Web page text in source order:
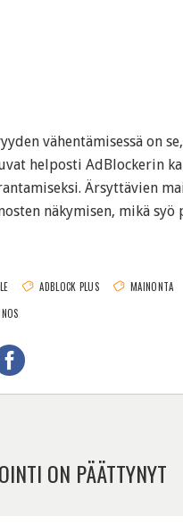
vähentämisessä on
helposti AdBlockerin
Ärsyttävien
näkymisen, mikä syö
ADBLOCK PLUS
MAINONTA
ON PÄÄTTYNYT